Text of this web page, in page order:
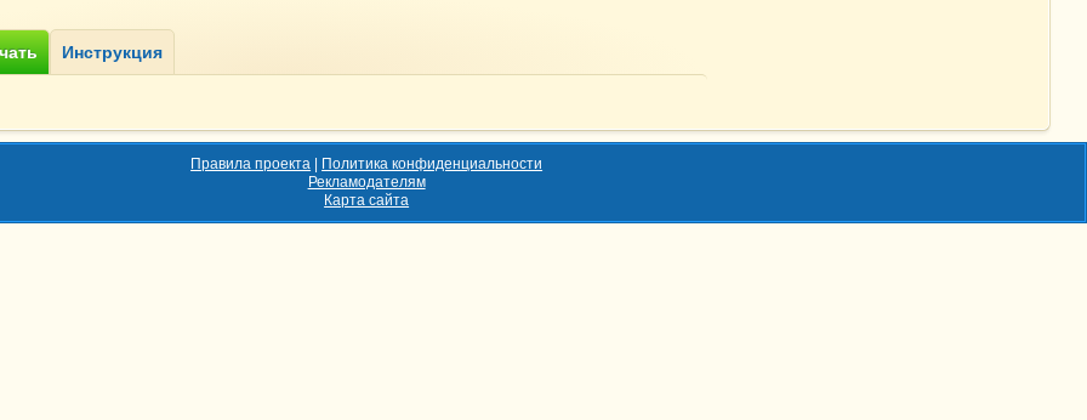
Правила проекта
Политика конфиденциальности
Рекламодателям
Карта сайта